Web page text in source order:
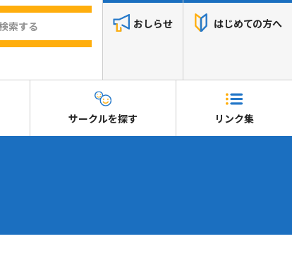
おしらせ はじめての方へ
サークルを探す リンク集